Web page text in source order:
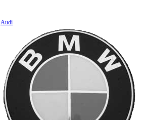
Audi